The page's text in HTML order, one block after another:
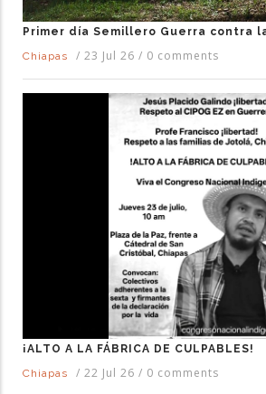
Primer día Semillero Guerra contra
Chiapas
/ 23 Jul 26 / 0 comments
¡ALTO A LA FÁBRICA DE CULPABLES!
Chiapas
/ 22 Jul 26 / 0 comments